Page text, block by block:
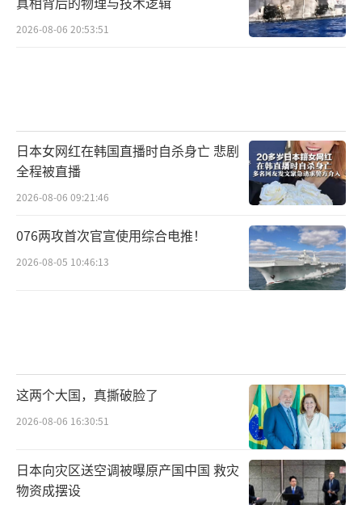
事件。当时法赫里扎德的车辆在德黑兰郊外遇
伊朗总统佩泽希齐扬在美方发出石油禁令
后曾迅速表态，保证“伊朗会采取措施应对当
前困境”。但安保措施显然未能跟上外交辞令
04美以“双簧戏”，战略欺骗的完美演绎
用“非迫在眉睫”的表述麻痹伊朗警觉。
以色列的保证则是第二环。通过承诺“没
有美国允许不会动手”，以色列给伊朗制造虚
假安全感。这种心理战术在军事史上屡见不
鲜，但伊朗仍屡屡中招。
2026-08-06 20:53:51
日本女网红在韩国直播时自杀身亡 悲剧
全程被直播
2026-08-06 09:21:46
076两攻首次官宣使用综合电推！
2026-08-05 10:46:13
这两个大国，真撕破脸了
2026-08-06 16:30:51
日本向灾区送空调被曝原产国中国 救灾
物资成摆设